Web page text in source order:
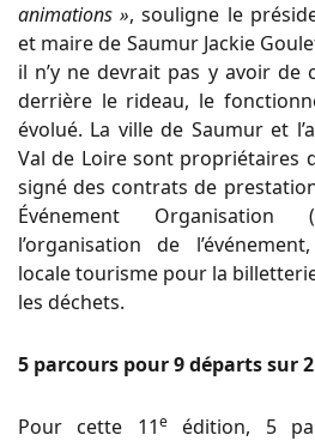
animations », souligne le
et maire de Saumur Jackie
il n’y ne devrait pas y avoir de
derrière le rideau, le
évolué. La ville de Saumur et
Val de Loire sont propriétaires
signé des contrats de
Événement
l’organisation de
locale tourisme pour la
les déchets.
5 parcours pour 9 départs sur
Pour cette 11eédition, 5